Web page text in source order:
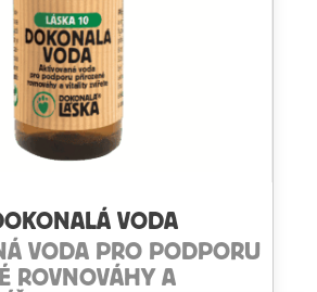
VODA
VODA PRO PODPORU
ROVNOVÁHY A